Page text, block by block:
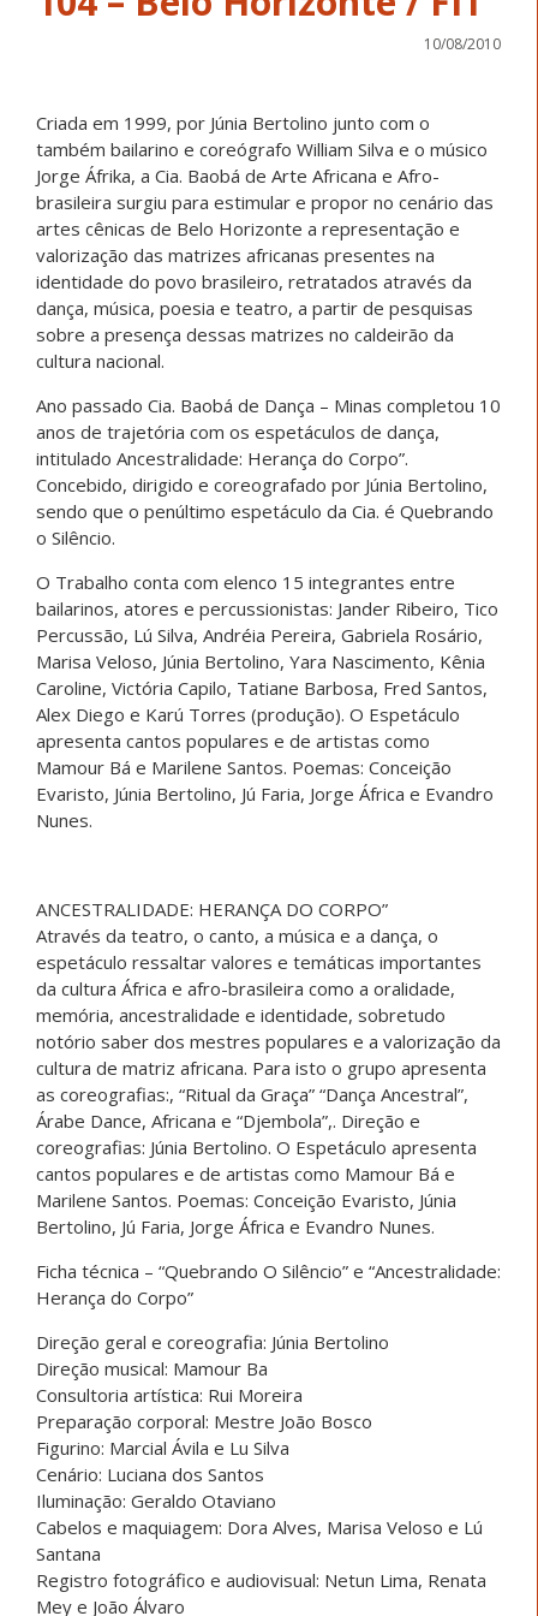
10/08/2010
Criada em 1999, por Júnia Bertolino junto com o
também bailarino e coreógrafo William Silva e o músico
Jorge Áfrika, a Cia. Baobá de Arte Africana e Afro-
brasileira surgiu para estimular e propor no cenário das
artes cênicas de Belo Horizonte a representação e
valorização das matrizes africanas presentes na
identidade do povo brasileiro, retratados através da
dança, música, poesia e teatro, a partir de pesquisas
sobre a presença dessas matrizes no caldeirão da
cultura nacional.
Ano passado Cia. Baobá de Dança – Minas completou 10
anos de trajetória com os espetáculos de dança,
intitulado Ancestralidade: Herança do Corpo”.
Concebido, dirigido e coreografado por Júnia Bertolino,
sendo que o penúltimo espetáculo da Cia. é Quebrando
o Silêncio.
O Trabalho conta com elenco 15 integrantes entre
bailarinos, atores e percussionistas: Jander Ribeiro, Tico
Percussão, Lú Silva, Andréia Pereira, Gabriela Rosário,
Marisa Veloso, Júnia Bertolino, Yara Nascimento, Kênia
Caroline, Victória Capilo, Tatiane Barbosa, Fred Santos,
Alex Diego e Karú Torres (produção). O Espetáculo
apresenta cantos populares e de artistas como
Mamour Bá e Marilene Santos. Poemas: Conceição
Evaristo, Júnia Bertolino, Jú Faria, Jorge África e Evandro
Nunes.
ANCESTRALIDADE: HERANÇA DO CORPO”
Através da teatro, o canto, a música e a dança, o
espetáculo ressaltar valores e temáticas importantes
da cultura África e afro-brasileira como a oralidade,
memória, ancestralidade e identidade, sobretudo
notório saber dos mestres populares e a valorização da
cultura de matriz africana. Para isto o grupo apresenta
as coreografias:, “Ritual da Graça” “Dança Ancestral”,
Árabe Dance, Africana e “Djembola”,. Direção e
coreografias: Júnia Bertolino. O Espetáculo apresenta
cantos populares e de artistas como Mamour Bá e
Marilene Santos. Poemas: Conceição Evaristo, Júnia
Bertolino, Jú Faria, Jorge África e Evandro Nunes.
Ficha técnica – “Quebrando O Silêncio” e “Ancestralidade:
Herança do Corpo”
Direção geral e coreografia: Júnia Bertolino
Direção musical: Mamour Ba
Consultoria artística: Rui Moreira
Preparação corporal: Mestre João Bosco
Figurino: Marcial Ávila e Lu Silva
Cenário: Luciana dos Santos
Iluminação: Geraldo Otaviano
Cabelos e maquiagem: Dora Alves, Marisa Veloso e Lú
Santana
Registro fotográfico e audiovisual: Netun Lima, Renata
Mey e João Álvaro